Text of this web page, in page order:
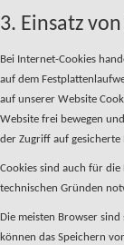
3. Einsatz
Bei Internet-Cookies
auf dem
auf unserer Website
Website frei bewegen
der Zugriff auf gesicherte
Cookies sind auch für
technischen Gründen
Die meisten Browser
können das Speichern